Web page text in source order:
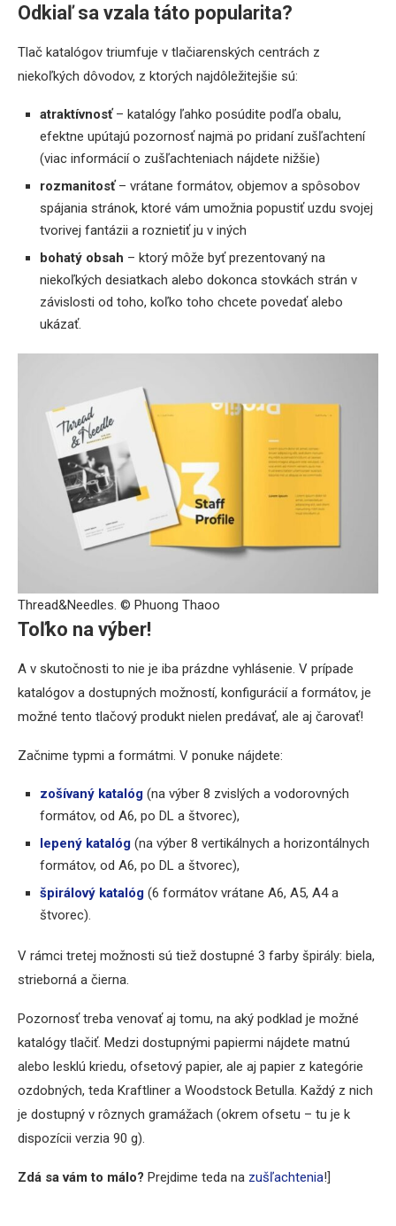
Odkiaľ sa vzala táto popularita?
Tlač katalógov triumfuje v tlačiarenských centrách z
niekoľkých dôvodov, z ktorých najdôležitejšie sú:
atraktívnosť– katalógy ľahko posúdite podľa obalu,
efektne upútajú pozornosť najmä po pridaní zušľachtení
(viac informácií o zušľachteniach nájdete nižšie)
rozmanitosť– vrátane formátov, objemov a spôsobov
spájania stránok, ktoré vám umožnia popustiť uzdu svojej
tvorivej fantázii a roznietiť ju v iných
bohatý obsah – ktorý môže byť prezentovaný na
niekoľkých desiatkach alebo dokonca stovkách strán v
závislosti od toho, koľko toho chcete povedať alebo
ukázať.
Thread&Needles. © Phuong Thaoo
Toľko na výber!
A v skutočnosti to nie je iba prázdne vyhlásenie. V prípade
katalógov a dostupných možností, konfigurácií a formátov, je
možné tento tlačový produkt nielen predávať, ale aj čarovať!
Začnime typmi a formátmi. V ponuke nájdete:
zošívaný katalóg (na výber 8 zvislých a vodorovných
formátov, od A6, po DL a štvorec),
lepený katalóg (na výber 8 vertikálnych a horizontálnych
formátov, od A6, po DL a štvorec),
špirálový katalóg (6 formátov vrátane A6, A5, A4 a
štvorec).
V rámci tretej možnosti sú tiež dostupné 3 farby špirály: biela,
strieborná a čierna.
Pozornosť treba venovať aj tomu, na aký podklad je možné
katalógy tlačiť. Medzi dostupnými papiermi nájdete matnú
alebo lesklú kriedu, ofsetový papier, ale aj papier z kategórie
ozdobných, teda Kraftliner a Woodstock Betulla. Každý z nich
je dostupný v rôznych gramážach (okrem ofsetu – tu je k
dispozícii verzia 90 g).
Zdá sa vám to málo? Prejdime teda na zušľachtenia!]